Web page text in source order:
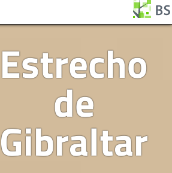
Estrecho
de
Gibraltar